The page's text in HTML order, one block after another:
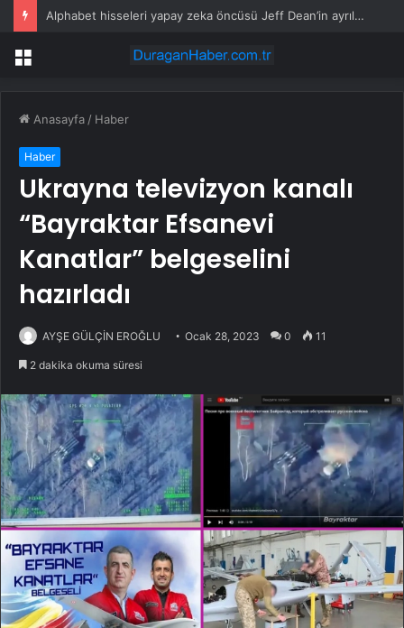
Alphabet hisseleri yapay zeka öncüsü Jeff Dean’in ayrılmasıyla %5 düştü
Menü
Anasayfa / Haber
Haber
Ukrayna televizyon kanalı
“Bayraktar Efsanevi
Kanatlar” belgeselini
hazırladı
AYŞE GÜLÇİN EROĞLU Ocak 28, 2023 0 11
2 dakika okuma süresi